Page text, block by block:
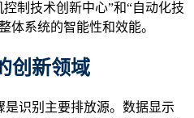
制技术创新中心”和“自动化技
体系统的智能性和效能。
创新领域
识别主要排放源。数据显示